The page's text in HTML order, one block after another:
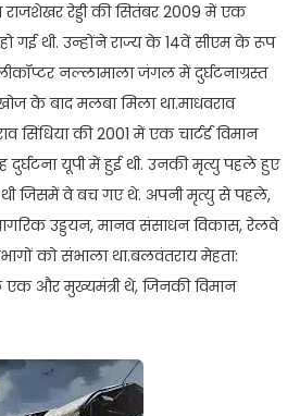
राजशेखर रेड्डी की सितंबर 2009 में एक
गई थी. उन्होंने राज्य के 14वें सीएम के रूप
नल्लामाला जंगल में दुर्घटनाग्रस्त
के बाद मलबा मिला था.माधवराव
सिंधिया की 2001 में एक चार्टर्ड विमान
दुर्घटना यूपी में हुई थी. उनकी मृत्यु पहले हुए
जिसमें वे बच गए थे. अपनी मृत्यु से पहले,
उड्डयन, मानव संसाधन विकास, रेलवे
को संभाला था.बलवंतराय मेहता:
और मुख्यमंत्री थे, जिनकी विमान